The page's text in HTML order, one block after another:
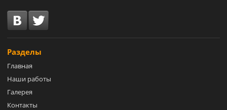
Разделы
Главная
Наши работы
Галерея
Контакты